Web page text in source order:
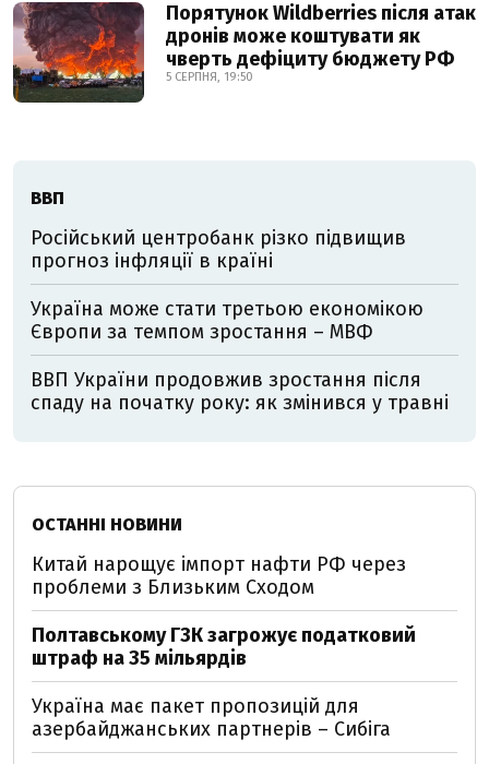
Порятунок Wildberries після атак
дронів може коштувати як
чверть дефіциту бюджету РФ
5 СЕРПНЯ, 19:50
ВВП
Російський центробанк різко підвищив
прогноз інфляції в країні
Україна може стати третьою економікою
Європи за темпом зростання – МВФ
ВВП України продовжив зростання після
спаду на початку року: як змінився у травні
ОСТАННІ НОВИНИ
Китай нарощує імпорт нафти РФ через
проблеми з Близьким Сходом
Полтавському ГЗК загрожує податковий
штраф на 35 мільярдів
Україна має пакет пропозицій для
азербайджанських партнерів – Сибіга